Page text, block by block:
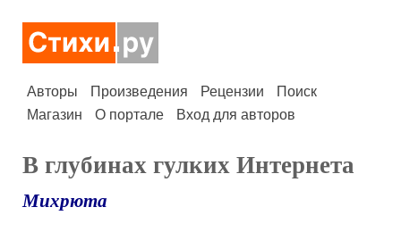
Авторы Произведения Рецензии
Поиск
Магазин
О портале Вход для авторов
В глубинах гулких Интернета
Михрюта